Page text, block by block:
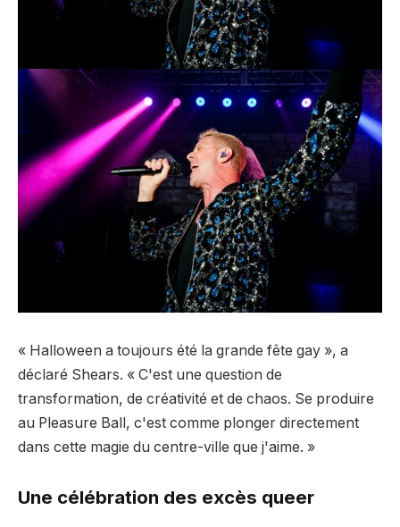
« Halloween a toujours été la grande fête gay », a
déclaré Shears. « C'est une question de
transformation, de créativité et de chaos. Se produire
au Pleasure Ball, c'est comme plonger directement
dans cette magie du centre-ville que j'aime. »
Une célébration des excès queer